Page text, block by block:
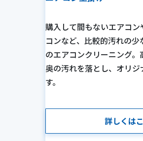
購入して間もないエアコ
コンなど、比較的汚れの
のエアコンクリーニング
奥の汚れを落とし、オリ
す。
詳しくは